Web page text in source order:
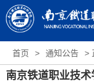
首页 > 通知公告 >
南京铁道职业技